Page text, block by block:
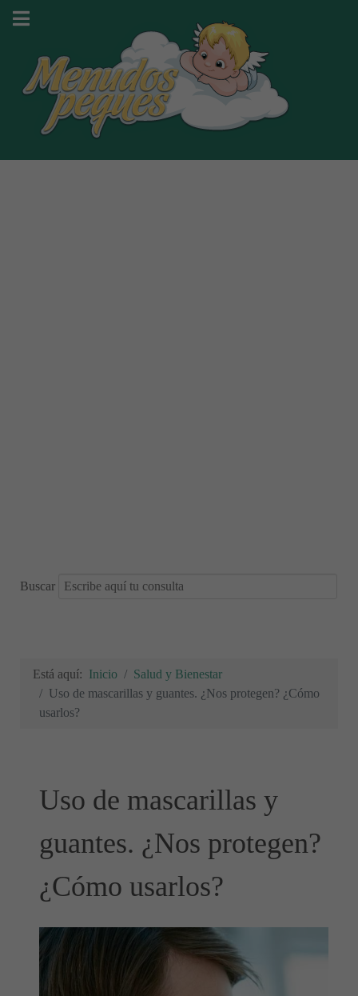
Buscar
Está aquí: Inicio
Salud y Bienestar
Uso de mascarillas y guantes. ¿Nos protegen? ¿Cómo
usarlos?
Uso de mascarillas y
guantes. ¿Nos protegen?
¿Cómo usarlos?